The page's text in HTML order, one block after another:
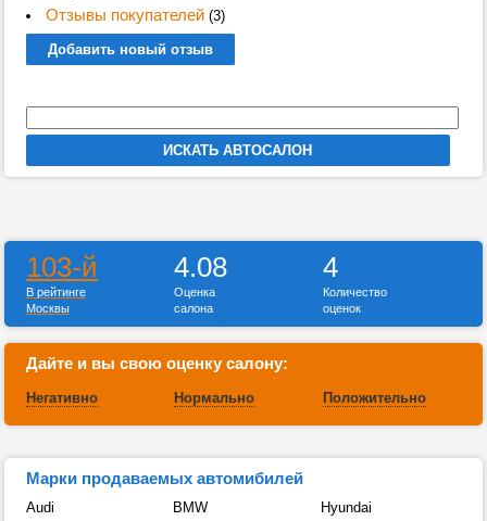
Отзывы покупателей(3)
Добавить новый отзыв
103-й
В рейтинге
Москвы
4.08
Оценка
салона
4
Количество
оценок
Дайте и вы свою оценку салону:
Негативно Нормально Положительно
Марки продаваемых автомибилей
Audi BMW Hyundai